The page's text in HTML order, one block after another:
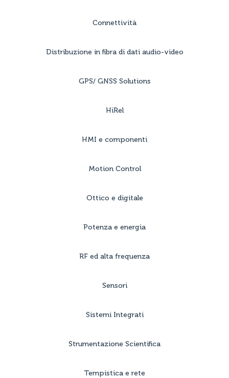
Connettività
Distribuzione in fibra di dati audio-video
GPS/ GNSS Solutions
HiRel
HMI e componenti
Motion Control
Ottico e digitale
Potenza e energia
RF ed alta frequenza
Sensori
Sistemi Integrati
Strumentazione Scientifica
Tempistica e rete